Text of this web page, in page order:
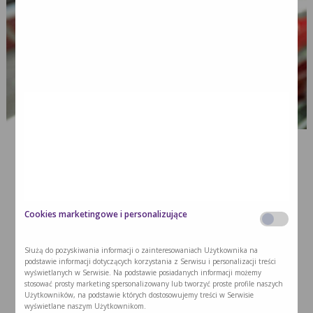
Cookies marketingowe i personalizujące
Służą do pozyskiwania informacji o zainteresowaniach Użytkownika na
podstawie informacji dotyczących korzystania z Serwisu i personalizacji treści
wyświetlanych w Serwisie. Na podstawie posiadanych informacji możemy
stosować prosty marketing spersonalizowany lub tworzyć proste profile naszych
Użytkowników, na podstawie których dostosowujemy treści w Serwisie
wyświetlane naszym Użytkownikom.